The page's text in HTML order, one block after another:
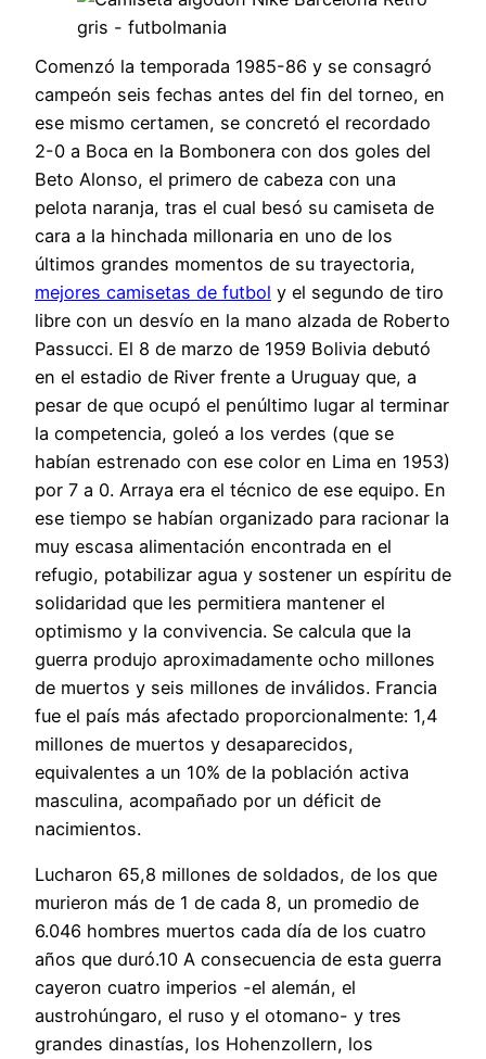
Comenzó la temporada 1985-86 y se consagró
campeón seis fechas antes del fin del torneo, en
ese mismo certamen, se concretó el recordado
2-0 a Boca en la Bombonera con dos goles del
Beto Alonso, el primero de cabeza con una
pelota naranja, tras el cual besó su camiseta de
cara a la hinchada millonaria en uno de los
últimos grandes momentos de su trayectoria,
mejores camisetas de futbol y el segundo de tiro
libre con un desvío en la mano alzada de Roberto
Passucci. El 8 de marzo de 1959 Bolivia debutó
en el estadio de River frente a Uruguay que, a
pesar de que ocupó el penúltimo lugar al terminar
la competencia, goleó a los verdes (que se
habían estrenado con ese color en Lima en 1953)
por 7 a 0. Arraya era el técnico de ese equipo. En
ese tiempo se habían organizado para racionar la
muy escasa alimentación encontrada en el
refugio, potabilizar agua y sostener un espíritu de
solidaridad que les permitiera mantener el
optimismo y la convivencia. Se calcula que la
guerra produjo aproximadamente ocho millones
de muertos y seis millones de inválidos. Francia
fue el país más afectado proporcionalmente: 1,4
millones de muertos y desaparecidos,
equivalentes a un 10% de la población activa
masculina, acompañado por un déficit de
nacimientos.
Lucharon 65,8 millones de soldados, de los que
murieron más de 1 de cada 8, un promedio de
6.046 hombres muertos cada día de los cuatro
años que duró.10 A consecuencia de esta guerra
cayeron cuatro imperios -el alemán, el
austrohúngaro, el ruso y el otomano- y tres
grandes dinastías, los Hohenzollern, los